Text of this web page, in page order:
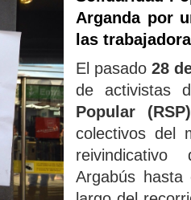
Arganda por
las
El pasado 28
de activistas
Popular
colectivos del
Argabús